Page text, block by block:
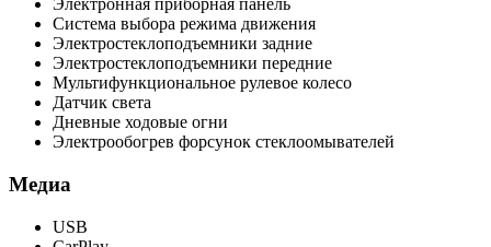
Электронная приборная панель
Система выбора режима движения
Электростеклоподъемники задние
Электростеклоподъемники передние
Мультифункциональное рулевое колесо
Датчик света
Дневные ходовые огни
Электрообогрев форсунок стеклоомывателей
Медиа
USB